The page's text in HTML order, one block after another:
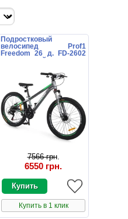
Подростковый
велосипед Prof1
Freedom 26 д. FD-2602
темно-серый
7566 грн.
6550 грн.
Купить в 1 клик